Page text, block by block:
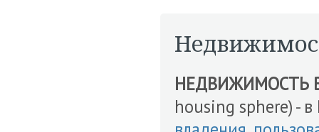
НЕДВИЖИМОСТЬ
housing sphere) -